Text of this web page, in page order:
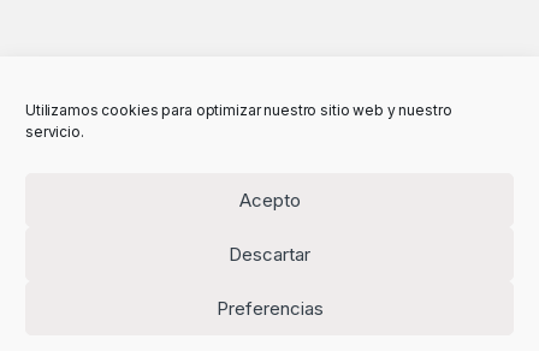
Utilizamos cookies para optimizar nuestro sitio web y nuestro
servicio.
Acepto
Descartar
Preferencias